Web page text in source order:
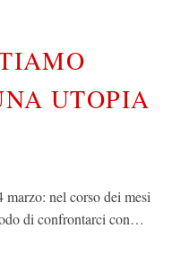
UTOPIA
nel corso dei mesi
di confrontarci con…